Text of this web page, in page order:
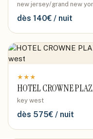
new jersey/grand new
dès 140€ / nuit
★ ★ ★
HOTEL CROWNE
key west
dès 575€ / nuit